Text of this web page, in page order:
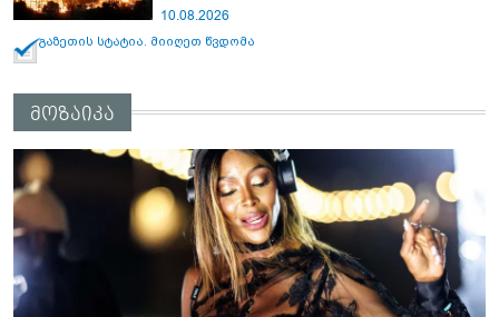
10.08.2026
გაზეთის სტატია. მიიღეთ წვდომა
მოზაიკა